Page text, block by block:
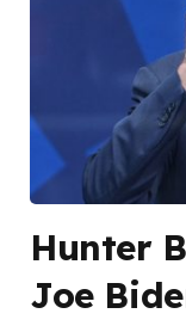
Hunter
Joe